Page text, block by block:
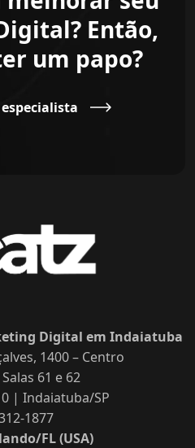
Então,
um papo?
Digital em Indaiatuba
1400 – Centro
61 e 62
| Indaiatuba/SP
1877
FL (USA)